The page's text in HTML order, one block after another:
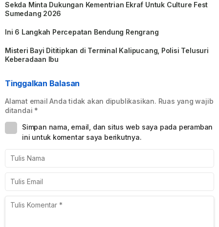
Sekda Minta Dukungan Kementrian Ekraf Untuk Culture Fest
Sumedang 2026
Ini 6 Langkah Percepatan Bendung Rengrang
Misteri Bayi Dititipkan di Terminal Kalipucang, Polisi Telusuri
Keberadaan Ibu
Tinggalkan Balasan
Alamat email Anda tidak akan dipublikasikan. Ruas yang wajib
ditandai *
Simpan nama, email, dan situs web saya pada peramban
ini untuk komentar saya berikutnya.